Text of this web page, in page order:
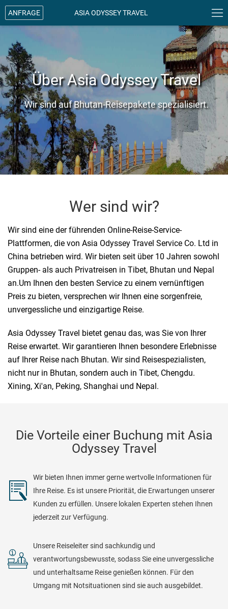

ANFRAGE ASIA ODYSSEY TRAVEL
Über Asia Odyssey Travel
Wir sind auf Bhutan-Reisepakete spezialisiert.
Wer sind wir?
Wir sind eine der führenden Online-Reise-Service-
Plattformen, die von Asia Odyssey Travel Service Co. Ltd in
China betrieben wird. Wir bieten seit über 10 Jahren sowohl
Gruppen- als auch Privatreisen in Tibet, Bhutan und Nepal
an.Um Ihnen den besten Service zu einem vernünftigen
Preis zu bieten, versprechen wir Ihnen eine sorgenfreie,
unvergessliche und einzigartige Reise.
Asia Odyssey Travel bietet genau das, was Sie von Ihrer
Reise erwartet. Wir garantieren Ihnen besondere Erlebnisse
auf Ihrer Reise nach Bhutan. Wir sind Reisespezialisten,
nicht nur in Bhutan, sondern auch in Tibet, Chengdu.
Xining, Xi'an, Peking, Shanghai und Nepal.
Die Vorteile einer Buchung mit Asia
Odyssey Travel

Wir bieten Ihnen immer gerne wertvolle Informationen für
Ihre Reise. Es ist unsere Priorität, die Erwartungen unserer
Kunden zu erfüllen. Unsere lokalen Experten stehen Ihnen
jederzeit zur Verfügung.

Unsere Reiseleiter sind sachkundig und
verantwortungsbewusste, sodass Sie eine unvergessliche
und unterhaltsame Reise genießen können. Für den
Umgang mit Notsituationen sind sie auch ausgebildet.